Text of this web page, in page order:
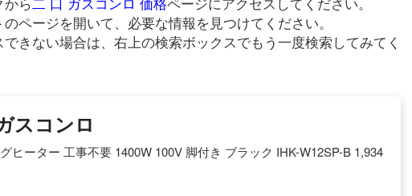
ページを開いて、必要な情報を見つけてください。
きない場合は、右上の検索ボックスでもう一度検索してみてく
スコンロ
ヒーター 工事不要 1400W 100V 脚付き ブラック IHK-W12SP-B 1,934